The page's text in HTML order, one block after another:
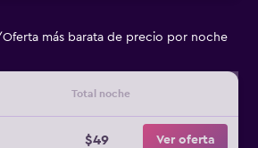
Oferta más barata de precio por noche
Total noche
$49 Ver oferta